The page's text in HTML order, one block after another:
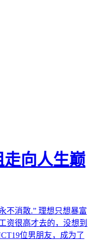
向人生巅
不消散.” 理想只想暴富
资很高才去的，没想到
位男朋友，成为了